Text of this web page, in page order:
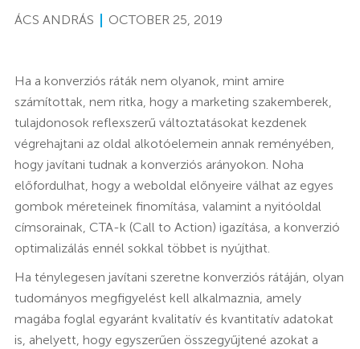
ÁCS ANDRÁS
OCTOBER 25, 2019
Ha a konverziós ráták nem olyanok, mint amire
számítottak, nem ritka, hogy a marketing szakemberek,
tulajdonosok reflexszerű változtatásokat kezdenek
végrehajtani az oldal alkotóelemein annak reményében,
hogy javítani tudnak a konverziós arányokon. Noha
előfordulhat, hogy a weboldal előnyeire válhat az egyes
gombok méreteinek finomítása, valamint a nyitóoldal
címsorainak, CTA-k (Call to Action) igazítása, a konverzió
optimalizálás ennél sokkal többet is nyújthat.
Ha ténylegesen javítani szeretne konverziós rátáján, olyan
tudományos megfigyelést kell alkalmaznia, amely
magába foglal egyaránt kvalitatív és kvantitatív adatokat
is, ahelyett, hogy egyszerűen összegyűjtené azokat a